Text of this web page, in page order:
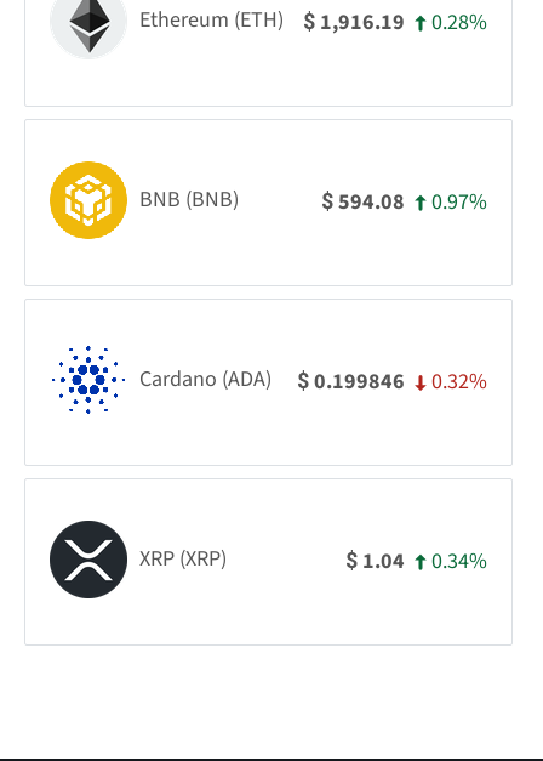
Ethereum (ETH) $ 1,916.19 0.28%
BNB (BNB) $594.08 0.97%
Cardano (ADA) $0.199846 0.32%
XRP (XRP) $ 1.04 0.34%